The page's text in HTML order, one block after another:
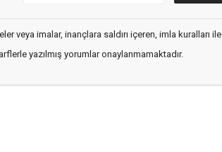
veya imalar, inançlara saldırı içeren, imla kuralları ile
yazılmış yorumlar onaylanmamaktadır.